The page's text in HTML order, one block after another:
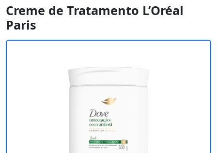
Creme de Tratamento L’Oréal
Paris